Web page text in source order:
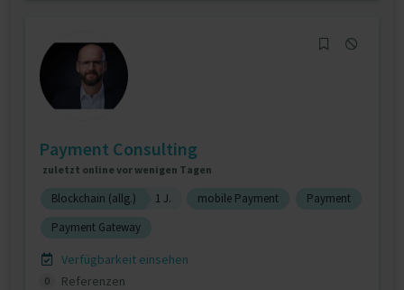
Payment Consulting
zuletzt online vor wenigen Tagen
Blockchain (allg.) 1 J. mobile Payment
Payment
Payment Gateway
Verfügbarkeit einsehen
0
Referenzen